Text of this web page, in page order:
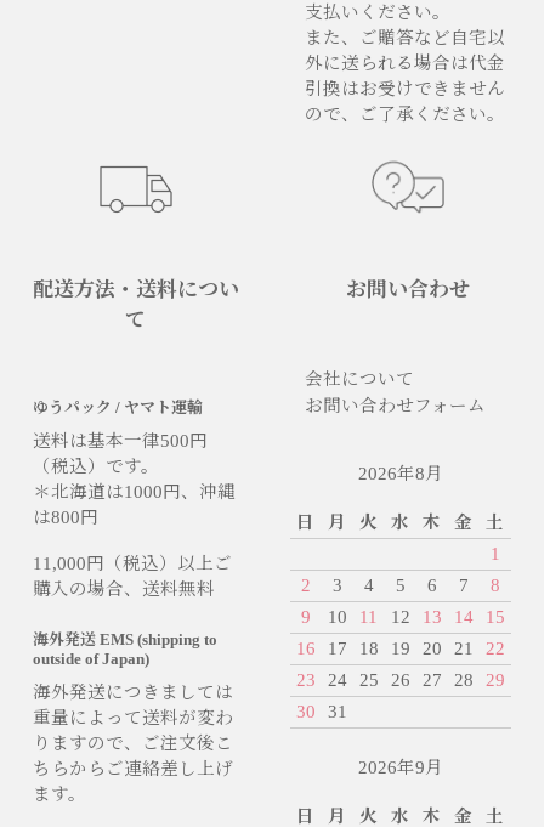
支払いください。
また、ご贈答など自宅以
外に送られる場合は代金
引換はお受けできません
ので、ご了承ください。
配送方法・送料につい
て
ゆうパック / ヤマト運輸
送料は基本一律500円
（税込）です。
＊北海道は1000円、沖縄
は800円
11,000円（税込）以上ご
購入の場合、送料無料
海外発送 EMS (shipping to
outside of Japan)
海外発送につきましては
重量によって送料が変わ
りますので、ご注文後こ
ちらからご連絡差し上げ
ます。
お問い合わせ
会社について
お問い合わせフォーム
2026年8月
日 月 火 水 木 金
土
1
2
3 4 5 6 7
8
9
10 11 12 13 14
15
16
17 18 19 20 21
22
23
24 25 26 27 28
29
30
31
2026年9月
日 月 火 水 木 金 土